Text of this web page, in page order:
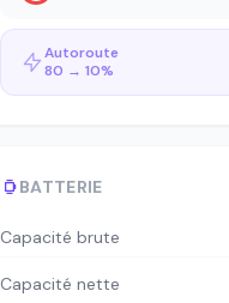
Autoroute
80 → 10%
BATTERIE
Capacité brute
Capacité nette